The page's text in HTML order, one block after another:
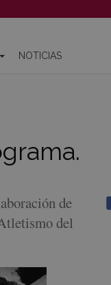
NOTICIAS
de
del